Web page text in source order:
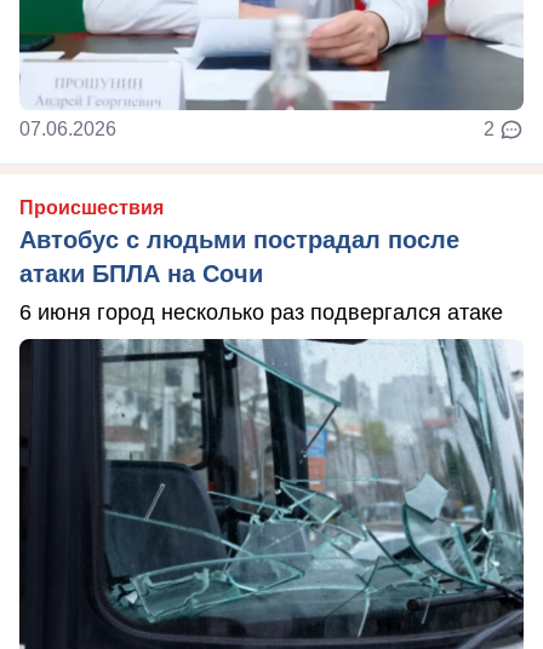
07.06.2026 2
Происшествия
Автобус с людьми пострадал после
атаки БПЛА на Сочи
6 июня город несколько раз подвергался атаке